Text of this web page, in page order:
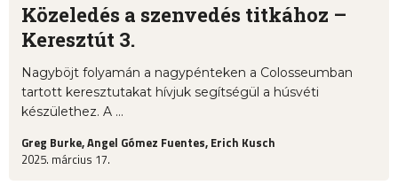
Közeledés a szenvedés titkához –
Keresztút 3.
Nagyböjt folyamán a nagypénteken a Colosseumban
tartott keresztutakat hívjuk segítségül a húsvéti
készülethez. A ...
Greg Burke, Angel Gómez Fuentes, Erich Kusch
2025. március 17.